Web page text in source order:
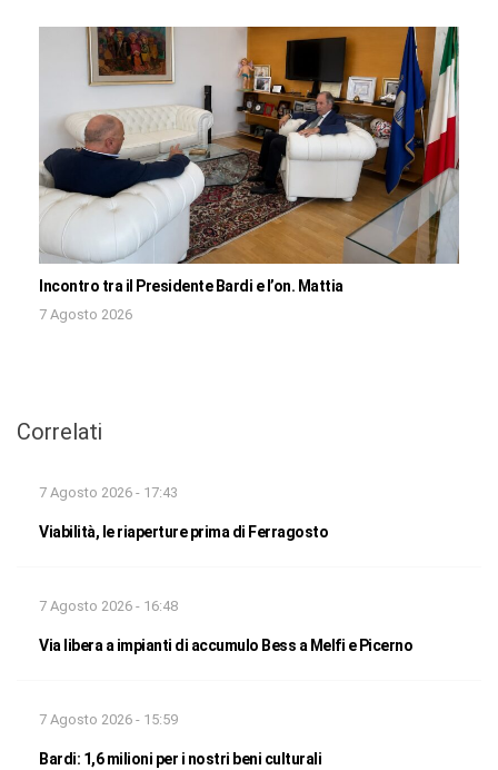
Incontro tra il Presidente Bardi e l’on. Mattia
7 Agosto 2026
Correlati
7 Agosto 2026 - 17:43
Viabilità, le riaperture prima di Ferragosto
7 Agosto 2026 - 16:48
Via libera a impianti di accumulo Bess a Melfi e Picerno
7 Agosto 2026 - 15:59
Bardi: 1,6 milioni per i nostri beni culturali